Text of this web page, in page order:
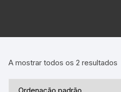
A mostrar todos os 2 resultados